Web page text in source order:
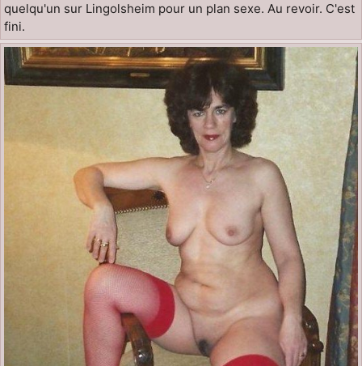
quelqu'un sur Lingolsheim pour un plan sexe. Au revoir. C'est
fini.